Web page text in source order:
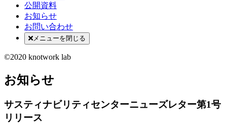
公開資料
お知らせ
お問い合わせ
メニューを閉じる
©2020 knotwork lab
お知らせ
サスティナビリティセンターニューズレター第1号
リリース